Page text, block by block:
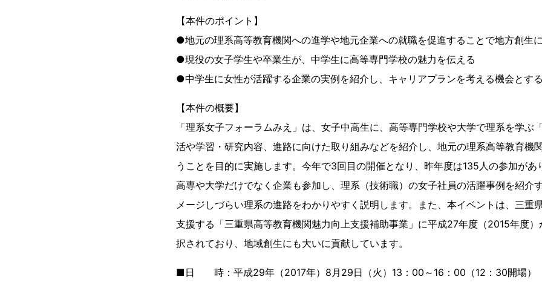
【本件のポイント】
●地元の理系高等教育機関への進学や地元企業への就職を促進することで地方創生
●現役の女子学生や卒業生が、中学生に高等専門学校の魅力を伝える
●中学生に女性が活躍する企業の実例を紹介し、キャリアプランを考える機会とする
【本件の概要】
「理系女子フォーラムみえ」は、女子中高生に、高等専門学校や大学で理系を学ぶ
活や学習・研究内容、進路に向けた取り組みなどを紹介し、地元の理系高等教育機
うことを目的に実施します。今年で3回目の開催となり、昨年度は135人の参加があ
高専や大学だけでなく企業も参加し、理系（技術職）の女子社員の活躍事例を紹介
メージしづらい理系の進路をわかりやすく説明します。また、本イベントは、三重
支援する「三重県高等教育機関魅力向上支援補助事業」に平成27年度（2015年度
択されており、地域創生にも大いに貢献しています。
■日 時：平成29年（2017年）8月29日（火）13：00～16：00（12：30開場）